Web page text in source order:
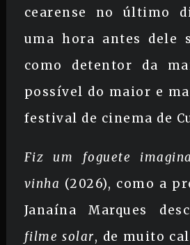
cearense no último
uma hora antes dele
como detentor da
possível do maior e
festival de cinema de
Fiz um foguete
vinha (2026), como a
Janaína Marques
filme solar, de muito